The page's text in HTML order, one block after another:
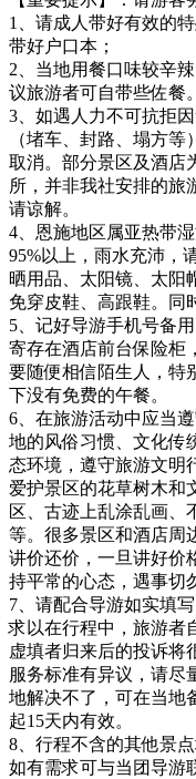
1、请成人带好有效的
带好户口本；
2、当地用餐口味较辛
议旅游者可自带些佐餐。
3、如遇人力不可抗拒
（堵车、封路、塌方
取消。部分景区及酒店
所，并非我社安排的旅
请谅解。
4、恩施地区属亚热带
95%以上，雨水充沛，
晒用品、太阳镜、太阳
免穿皮鞋、高跟鞋。同
5、记好导游手机号备
寄存在酒店前台保险柜
要随便相信陌生人，特
下没有免费的午餐。
6、在旅游活动中应当
地的风俗习惯、文化传
态环境，遵守旅游文明
爱护景区的花草树木和
区、古迹上乱涂乱画、
等。很多景区和酒店周
讲价还价，一旦讲好价
持平常的心态，遇事切
7、请配合导游如实填
求以在行程中，旅游者
虚填者归来后的投诉将
服务标准有异议，请尽
地解决不了，可在当地
起15天内有效。
8、行程不含的其他景
如有需求可与当团导游